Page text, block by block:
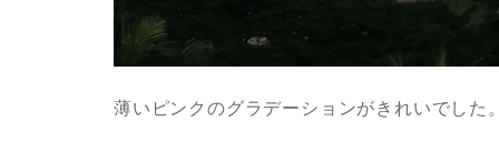
薄いピンクのグラデーションがきれいでした